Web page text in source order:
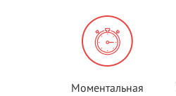
Моментальная